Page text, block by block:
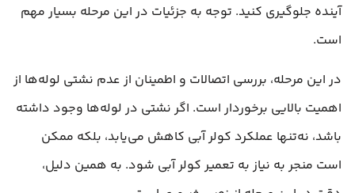
آینده جلوگیری کنید. توجه به جزئیات در این مرحله بسیار مهم
است.
در این مرحله، بررسی اتصالات و اطمینان از عدم نشتی لوله‌ها از
اهمیت بالایی برخوردار است. اگر نشتی در لوله‌ها وجود داشته
باشد، نه‌تنها عملکرد کولر آبی کاهش می‌یابد، بلکه ممکن
است منجر به نیاز به تعمیر کولر آبی شود. به همین دلیل،